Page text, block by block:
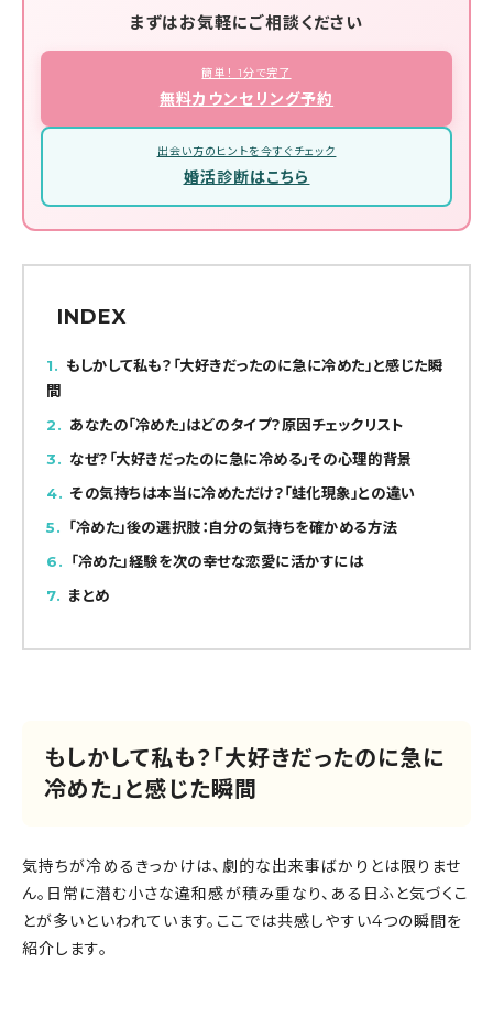
まずはお気軽にご相談ください
簡単！ 1分で完了
無料カウンセリング予約
出会い方のヒントを今すぐチェック
婚活診断はこちら
INDEX
1
もしかして私も？「大好きだったのに急に冷めた」と感じた瞬
間
2
あなたの「冷めた」はどのタイプ？原因チェックリスト
3
なぜ？「大好きだったのに急に冷める」その心理的背景
4
その気持ちは本当に冷めただけ？「蛙化現象」との違い
5
「冷めた」後の選択肢：自分の気持ちを確かめる方法
6
「冷めた」経験を次の幸せな恋愛に活かすには
7
まとめ
もしかして私も？「大好きだったのに急に
冷めた」と感じた瞬間
気持ちが冷めるきっかけは、劇的な出来事ばかりとは限りませ
ん。日常に潜む小さな違和感が積み重なり、ある日ふと気づくこ
とが多いといわれています。ここでは共感しやすい4つの瞬間を
紹介します。